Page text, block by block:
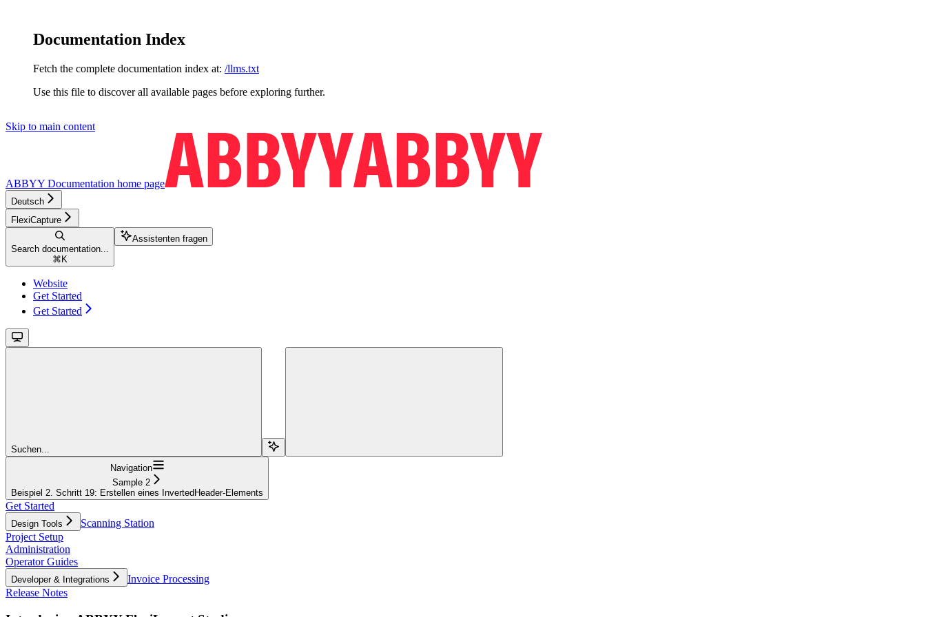
Documentation Index
Fetch the complete documentation index at: /llms.txt
Use this file to discover all available pages before exploring further.
Skip to main content
ABBYY Documentation home page
Deutsch
FlexiCapture
Search documentation...
⌘ K
Assistenten fragen
Website
Get Started
Get Started
Suchen...
Navigation
Sample 2
Beispiel 2. Schritt 19: Erstellen eines InvertedHeader-Elements
Get Started
Design Tools
Scanning Station
Project Setup
Administration
Operator Guides
Developer & Integrations
Invoice Processing
Release Notes